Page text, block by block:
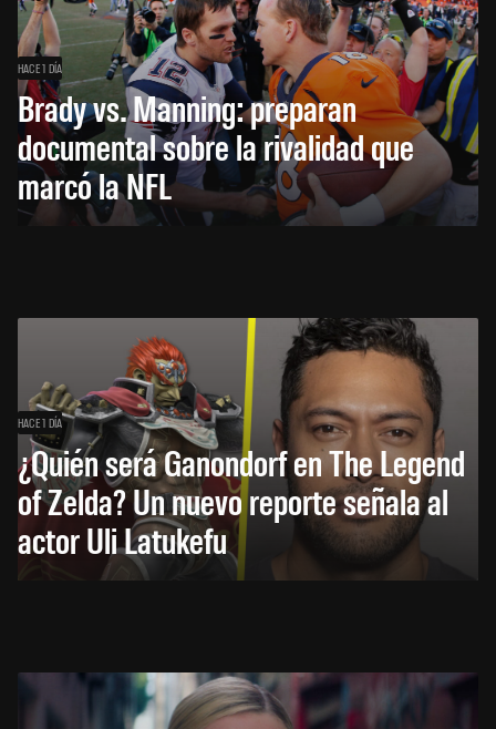
HACE 1 DÍA
Brady vs. Manning: preparan
documental sobre la rivalidad que
marcó la NFL
HACE 1 DÍA
¿Quién será Ganondorf en The Legend
of Zelda? Un nuevo reporte señala al
actor Uli Latukefu